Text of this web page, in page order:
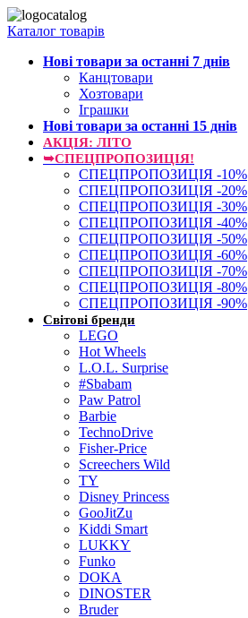
Каталог товарів
Нові товари за останнi 7 днiв
Канцтовари
Хозтовари
Іграшки
Нові товари за останнi 15 днiв
АКЦІЯ: ЛІТО
➥СПЕЦПРОПОЗИЦІЯ!
СПЕЦПРОПОЗИЦІЯ -10%
СПЕЦПРОПОЗИЦІЯ -20%
СПЕЦПРОПОЗИЦІЯ -30%
СПЕЦПРОПОЗИЦІЯ -40%
СПЕЦПРОПОЗИЦІЯ -50%
СПЕЦПРОПОЗИЦІЯ -60%
СПЕЦПРОПОЗИЦІЯ -70%
СПЕЦПРОПОЗИЦІЯ -80%
СПЕЦПРОПОЗИЦІЯ -90%
Світові бренди
LEGO
Hot Wheels
L.O.L. Surprise
#Sbabam
Paw Patrol
Barbie
TechnoDrive
Fisher-Price
Screechers Wild
TY
Disney Princess
GooJitZu
Kiddi Smart
LUKKY
Funko
DOKA
DINOSTER
Bruder